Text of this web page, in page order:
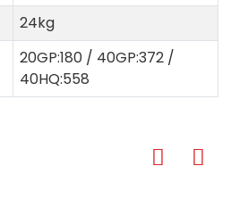
24kg
20GP:180 / 40GP:372 /
40HQ:558